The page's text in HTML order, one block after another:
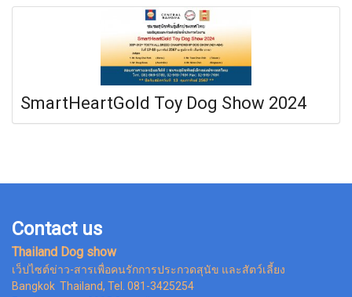
SmartHeartGold Toy Dog Show 2024
Contact us
Thailand Dog show
เว็ปไซต์ข่าว-สารเพื่อคนรักการประกวดสุนัข และสัตว์เลี้ยง
Bangkok Thailand, Tel. 081-3425254